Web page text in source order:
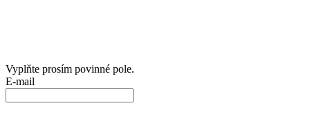
Vyplňte prosím povinné pole.
E-mail